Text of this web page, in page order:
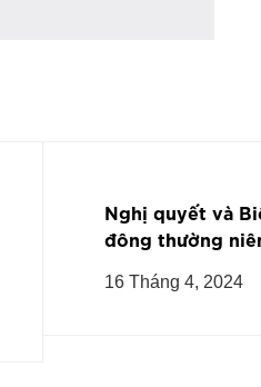
Nghị quyết và
đông thường
16 Tháng 4, 2024